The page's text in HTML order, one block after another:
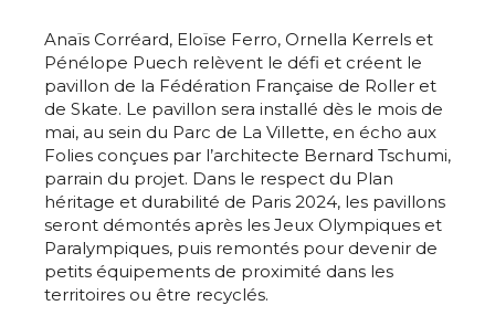
Adresse email*
Anaïs Corréard, Eloïse Ferro, Ornella Kerrels et
Pénélope Puech relèvent le défi et créent le
pavillon de la Fédération Française de Roller et
de Skate. Le pavillon sera installé dès le mois de
mai, au sein du Parc de La Villette, en écho aux
Folies conçues par l’architecte Bernard Tschumi,
parrain du projet. Dans le respect du Plan
héritage et durabilité de Paris 2024, les pavillons
seront démontés après les Jeux Olympiques et
Paralympiques, puis remontés pour devenir de
petits équipements de proximité dans les
territoires ou être recyclés.